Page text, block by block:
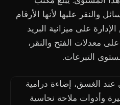
والنقر عليها لأنها الأرقام
على ميزانية البريد
على معدلات الفتح والنقر،
التبرعات.